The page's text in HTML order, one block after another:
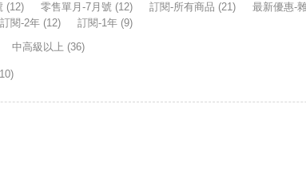
(12) 零售單月-7月號 (12) 訂閱-所有商品 (21) 最新優惠-
訂閱-2年 (12) 訂閱-1年 (9)
中高級以上 (36)